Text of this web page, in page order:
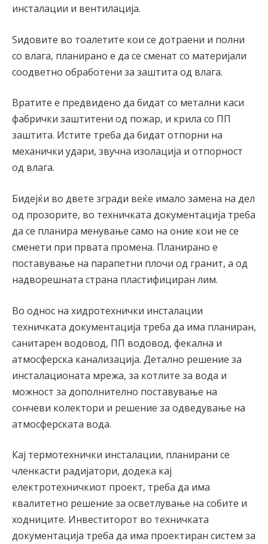
инсталации и вентилација.
Ѕидовите во тоалетите кои се дотраени и полни
со влага, планирано е да се сменат со материјали
соодветно обработени за заштита од влага.
Вратите е предвидено да бидат со метални каси
фабрички заштитени од пожар, и крила со ПП
заштита. Истите треба да бидат отпорни на
механички удари, звучна изолација и отпорност
од влага.
Бидејќи во двете згради веќе имало замена на дел
од прозорите, во техничката документација треба
да се планира менување само на оние кои не се
сменети при првата промена. Планирано е
поставување на парапетни плочи од гранит, а од
надворешната страна пластифициран лим.
Во однос на хидротехнички инсталации
техничката документација треба да има планиран,
санитарен водовод, ПП водовод, фекална и
атмосферска канализација. Детално решение за
инсталационата мрежа, за котлите за вода и
можност за дополнително поставување на
сончеви колектори и решение за одведување на
атмосферската вода.
Кај термотехнички инсталации, планирани се
членкасти радијатори, додека кај
електротехничкиот проект, треба да има
квалитетно решение за осветлување на собите и
ходниците. Инвеститорот во техничката
документација треба да има проектиран систем за